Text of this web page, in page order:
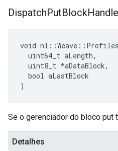
DispatchPutBlock
void
  uint64_t aLength,
  uint8_t *aDataBlock,
  bool aLastBlock
)
Se o gerenciador do bloco put
Detalhes